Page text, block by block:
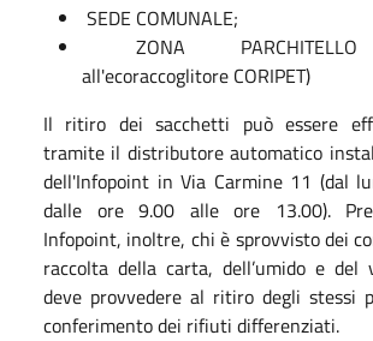
SEDE COMUNALE;
ZONA PARCHITELLO
all'ecoraccoglitore CORIPET)
Il ritiro dei sacchetti può essere
tramite il distributore automatico
dell'Infopoint in Via Carmine 11 (dal
dalle ore 9.00 alle ore 13.00).
Infopoint, inoltre, chi è sprovvisto dei
raccolta della carta, dell’umido e del
deve provvedere al ritiro degli stessi
conferimento dei rifiuti differenziati.